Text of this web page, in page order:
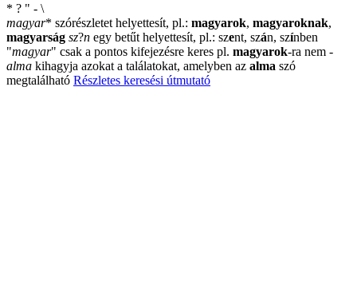
* ? " - \
magyar* szórészletet helyettesít, pl.: magyarok, magyaroknak,
magyarság sz?n egy betűt helyettesít, pl.: szent, szán, színben
"magyar" csak a pontos kifejezésre keres pl. magyarok-ra nem -
alma kihagyja azokat a találatokat, amelyben az alma szó
megtalálható Részletes keresési útmutató